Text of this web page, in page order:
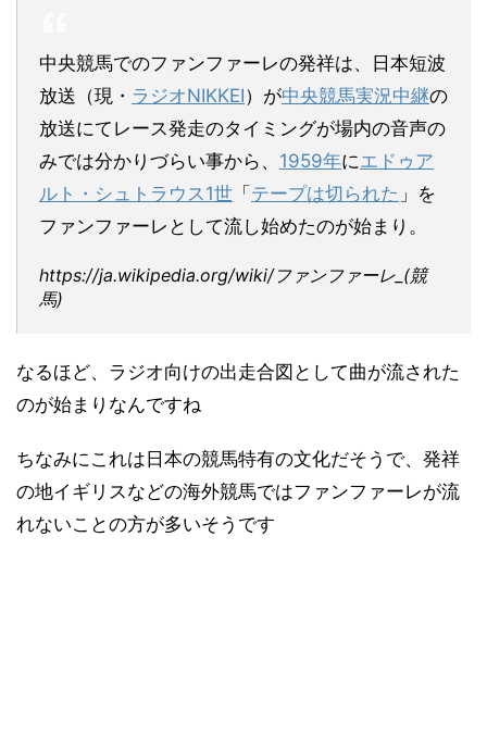
中央競馬でのファンファーレの発祥は、日本短波
放送（現・ ラジオNIKKEI）が中央競馬実況中継の
放送にてレース発走のタイミングが場内の音声の
みでは分かりづらい事から、 1959年にエドゥア
ルト・シュトラウス1世 「テープは切られた 」を
ファンファーレとして流し始めたのが始まり。
https://ja.wikipedia.org/wiki/ファンファーレ_(競
馬)
なるほど、ラジオ向けの出走合図として曲が流された
のが始まりなんですね
ちなみにこれは日本の競馬特有の文化だそうで、発祥
の地イギリスなどの海外競馬ではファンファーレが流
れないことの方が多いそうです